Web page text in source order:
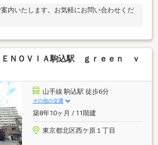
内いたします。お気軽にお問い合わせくだ
ＥＮＯＶＩＡ駒込駅 ｇｒｅｅｎ ｖ
山手線 駒込駅 徒歩6分
その他の交通
築8年10ヶ月 / 11階建
東京都北区西ケ原１丁目